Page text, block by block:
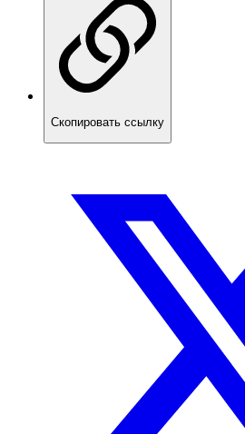
Скопировать ссылку